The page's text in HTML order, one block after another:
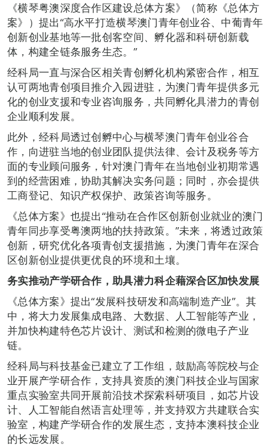
《横琴粤澳深度合作区建设总体方案》（简称《总体方
案》）提出“高水平打造横琴澳门青年创业谷、中葡青年
创新创业基地等一批创客空间、孵化器和科研创新载
体，构建全链条服务生态。”
经科局一直与深合区相关青创孵化机构紧密合作，相互
认可两地青创项目推介入园进驻，为澳门青年提供多元
化的创业支援和专业咨询服务，共同孵化具潜力的青创
企业顺利发展。
此外，经科局透过创孵中心与横琴澳门青年创业谷合
作，向进驻当地的创业团队提供法律、会计及税务等方
面的专业顾问服务，针对澳门青年在当地创业初期常遇
到的经营困难，协助其解决实务问题；同时，亦会提供
工商登记、知识产权保护、政策咨询等服务。
《总体方案》也提出“推动在合作区创新创业就业的澳门
青年同步享受粤澳两地的扶持政策。”未来，将透过政策
创新，研究优化各项青创支援措施，为澳门青年在深合
区创新创业提供更优良的环境和土壤。
务实推动产学研合作，助具潜力科企藉深合区加快发展
《总体方案》提出“发展科技研发和高端制造产业”。其
中，将大力发展集成电路、大数据、人工智能等产业，
并加快构建特色芯片设计、测试和检测的微电子产业
链。
经科局与科技基金已建立了工作组，鼓励高等院校与企
业开展产学研合作，支持具资质的澳门科技企业与国家
重点实验室共同开展前沿技术探索科研项目，如芯片设
计、人工智能自然语言处理等，并支持双方共建联合实
验室，构建产学研合作的发展生态，支持本澳科技企业
的长远发展。